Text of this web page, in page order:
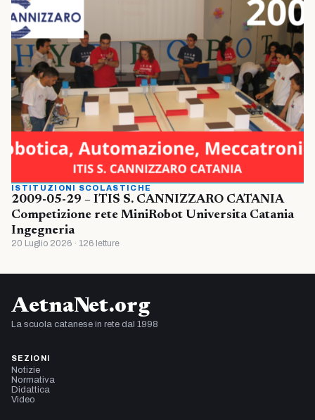
ISTITUZIONI SCOLASTICHE
2009-05-29 – ITIS S. CANNIZZARO CATANIA
Competizione rete MiniRobot Universita Catania
Ingegneria
20 Luglio 2026 · 126 letture
AetnaNet.org
La scuola catanese in rete dal 1998
SEZIONI
Notizie
Normativa
Didattica
Video